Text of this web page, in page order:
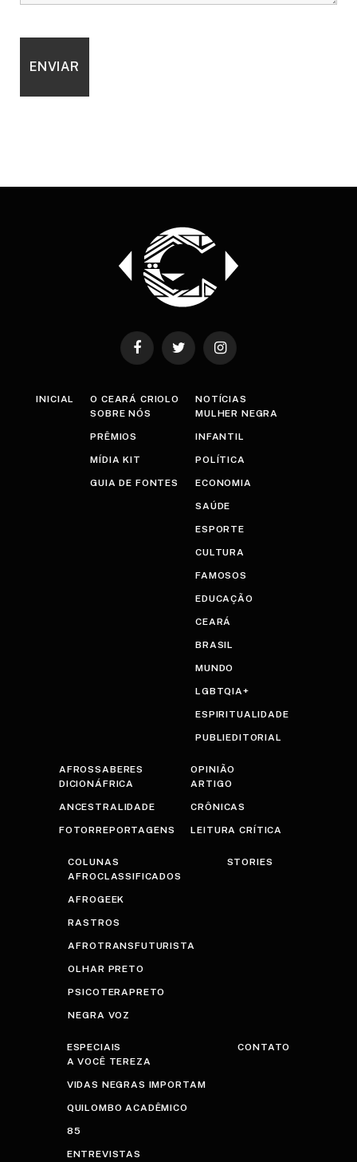
FacebookTwitter Instagram
INICIAL
O CEARÁ CRIOLO
SOBRE NÓS
PRÊMIOS
MÍDIA KIT
GUIA DE FONTES
NOTÍCIAS
MULHER NEGRA
INFANTIL
POLÍTICA
ECONOMIA
SAÚDE
ESPORTE
CULTURA
FAMOSOS
EDUCAÇÃO
CEARÁ
BRASIL
MUNDO
LGBTQIA+
ESPIRITUALIDADE
PUBLIEDITORIAL
AFROSSABERES
DICIONÁFRICA
ANCESTRALIDADE
FOTORREPORTAGENS
OPINIÃO
ARTIGO
CRÔNICAS
LEITURA CRÍTICA
COLUNAS
AFROCLASSIFICADOS
AFROGEEK
RASTROS
AFROTRANSFUTURISTA
OLHAR PRETO
PSICOTERAPRETO
NEGRA VOZ
STORIES
ESPECIAIS
A VOCÊ TEREZA
VIDAS NEGRAS IMPORTAM
QUILOMBO ACADÊMICO
85
ENTREVISTAS
CONTATO